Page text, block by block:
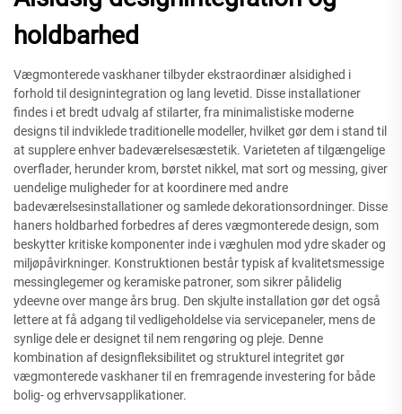
holdbarhed
Vægmonterede vaskhaner tilbyder ekstraordinær alsidighed i
forhold til designintegration og lang levetid. Disse installationer
findes i et bredt udvalg af stilarter, fra minimalistiske moderne
designs til indviklede traditionelle modeller, hvilket gør dem i stand til
at supplere enhver badeværelsesæstetik. Varieteten af tilgængelige
overflader, herunder krom, børstet nikkel, mat sort og messing, giver
uendelige muligheder for at koordinere med andre
badeværelsesinstallationer og samlede dekorationsordninger. Disse
haners holdbarhed forbedres af deres vægmonterede design, som
beskytter kritiske komponenter inde i væghulen mod ydre skader og
miljøpåvirkninger. Konstruktionen består typisk af kvalitetsmessige
messinglegemer og keramiske patroner, som sikrer pålidelig
ydeevne over mange års brug. Den skjulte installation gør det også
lettere at få adgang til vedligeholdelse via servicepaneler, mens de
synlige dele er designet til nem rengøring og pleje. Denne
kombination af designfleksibilitet og strukturel integritet gør
vægmonterede vaskhaner til en fremragende investering for både
bolig- og erhvervsapplikationer.